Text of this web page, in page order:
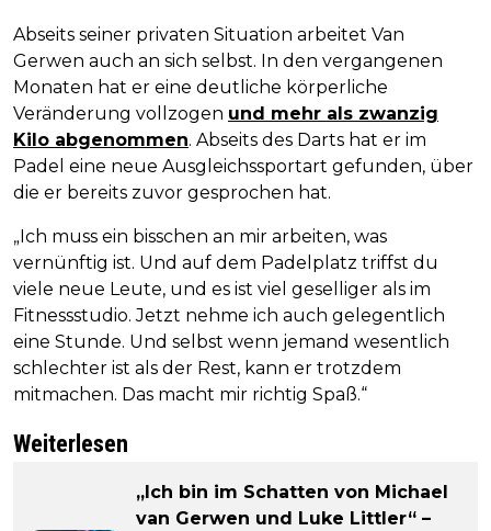
Abseits seiner privaten Situation arbeitet Van
Gerwen auch an sich selbst. In den vergangenen
Monaten hat er eine deutliche körperliche
Veränderung vollzogen und mehr als zwanzig
Kilo abgenommen. Abseits des Darts hat er im
Padel eine neue Ausgleichssportart gefunden, über
die er bereits zuvor gesprochen hat.
„Ich muss ein bisschen an mir arbeiten, was
vernünftig ist. Und auf dem Padelplatz triffst du
viele neue Leute, und es ist viel geselliger als im
Fitnessstudio. Jetzt nehme ich auch gelegentlich
eine Stunde. Und selbst wenn jemand wesentlich
schlechter ist als der Rest, kann er trotzdem
mitmachen. Das macht mir richtig Spaß.“
Weiterlesen
„Ich bin im Schatten von Michael
van Gerwen und Luke Littler“ –